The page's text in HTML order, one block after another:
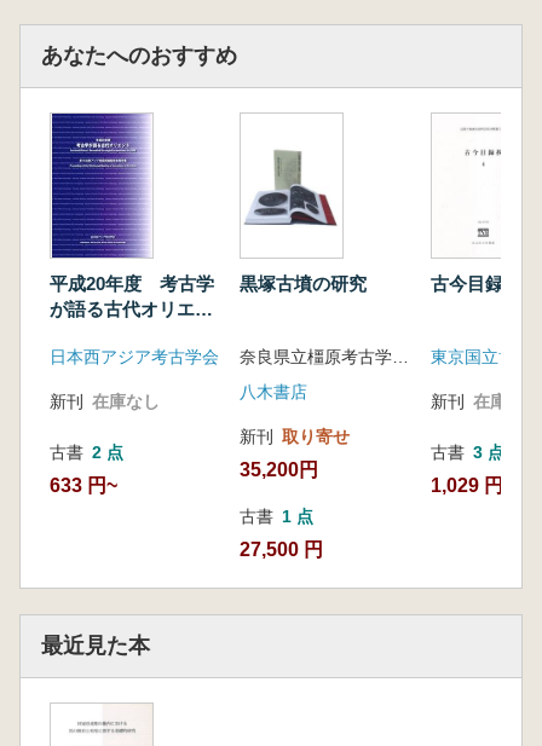
あなたへのおすすめ
平成20年度 考古学
が語る古代オリエン
日本西アジア考古学会
新刊 在庫なし
古書 2 点
633 円~
黒塚古墳の研究
八木書店
新刊 取り寄せ
35,200円
古書 1 点
27,500 円
古今目録抄4
東京国立博物
新刊 在庫なし
古書 3 点
1,029 円~
最近見た本